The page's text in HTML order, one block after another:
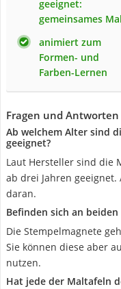
geeignet:
gemeinsames
animiert zum
Formen- und
Farben-Lernen
Fragen und
Ab welchem Alter sind
geeignet?
Laut Hersteller sind die
ab drei Jahren
daran.
Befinden sich an
Die Stempelmagnete
Sie können diese aber
nutzen.
Hat jede der Maltafeln